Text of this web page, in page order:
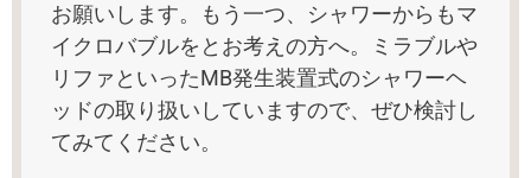
お願いします。もう一つ、シャワーからもマ
イクロバブルをとお考えの方へ。ミラブルや
リファといったMB発生装置式のシャワーヘ
ッドの取り扱いしていますので、ぜひ検討し
てみてください。